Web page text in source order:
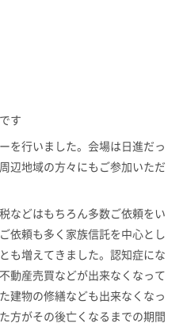
す
を行いました。会場は日進だっ
辺地域の方々にもご参加いただ
などはもちろん多数ご依頼をい
依頼も多く家族信託を中心とし
も増えてきました。認知症にな
動産売買などが出来なくなって
建物の修繕なども出来なくなっ
方がその後亡くなるまでの期間